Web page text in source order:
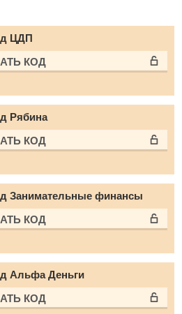
ЦДП
КОД
Рябина
КОД
Занимательные финансы
КОД
Альфа Деньги
КОД